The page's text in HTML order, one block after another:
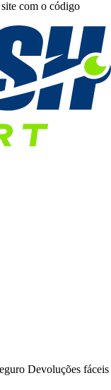
com o código
Devoluções fáceis